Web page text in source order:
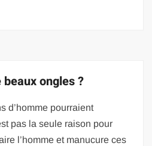
ongles ?
d’homme pourraient
pas la seule raison pour
l’homme et manucure ces